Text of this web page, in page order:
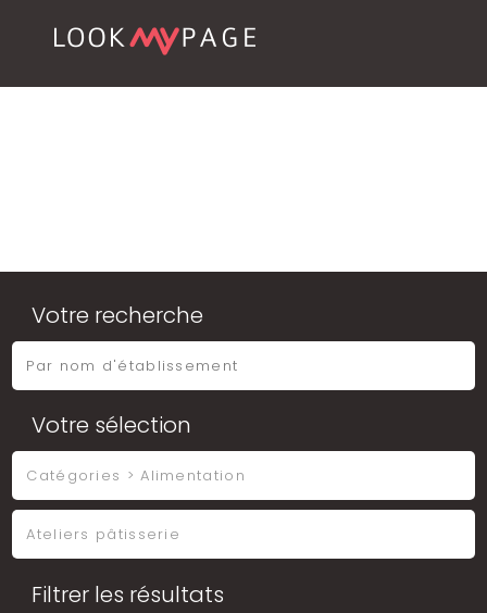
Votre recherche
Votre sélection
Filtrer les résultats